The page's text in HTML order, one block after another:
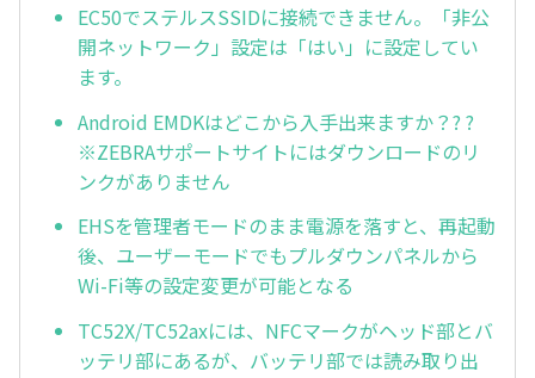
EC50でステルスSSIDに接続できません。「非公
開ネットワーク」設定は「はい」に設定してい
ます。
Android EMDKはどこから入手出来ますか？? ?
※ZEBRAサポートサイトにはダウンロードのリ
ンクがありません
EHSを管理者モードのまま電源を落すと、再起動
後、ユーザーモードでもプルダウンパネルから
Wi-Fi等の設定変更が可能となる
TC52X/TC52axには、NFCマークがヘッド部とバ
ッテリ部にあるが、バッテリ部では読み取り出